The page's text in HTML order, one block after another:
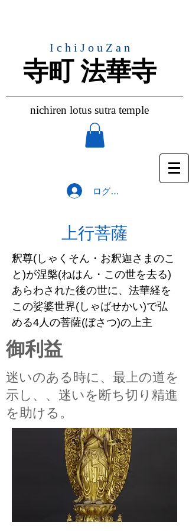
IchiJouZan
​寺町 法華寺
nichiren lotus sutra temple
ログイン
上行菩薩
釈尊(しゃくそん・お釈迦さまのこ
と)が涅槃(ねはん・この世を去る)
あらわされた後の世に、法華経を
この娑婆世界(しゃばせかい)で弘
める4人の菩薩(ぼさつ)の上主
​御利益
迷いのある時に、最上の道を
示し、、迷いを断ち切り精進
を助ける。